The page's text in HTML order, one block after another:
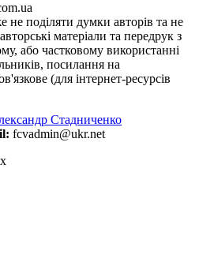
не поділяти думки авторів та не
матеріали та передрук з
або частковому використанні
посилання на
(для інтернет-ресурсів
Стадниченко
fcvadmin@ukr.net